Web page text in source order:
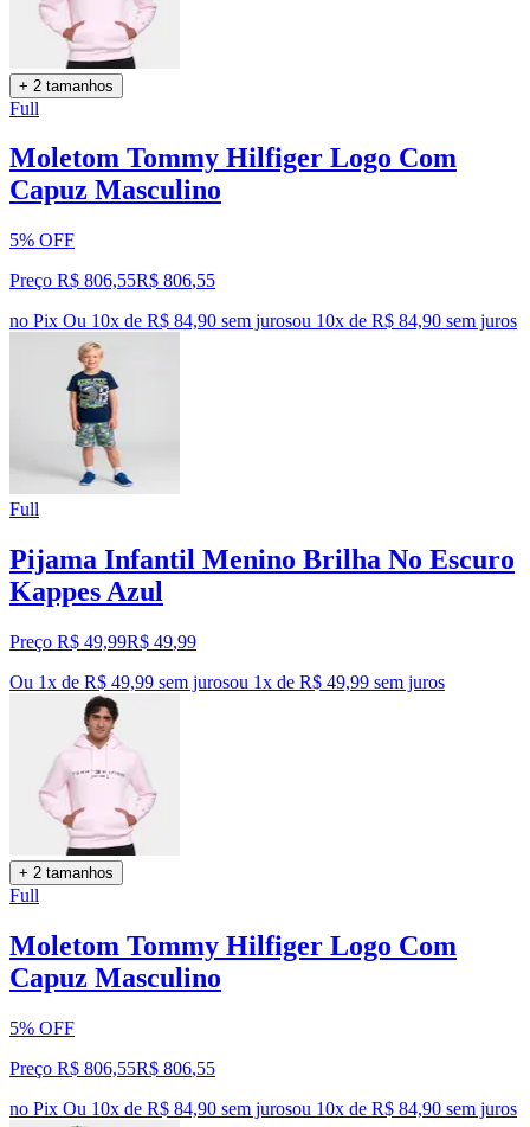
+ 2 tamanhos
Full
Moletom Tommy Hilfiger Logo Com
Capuz Masculino
5% OFF
Preço R$ 806,55R$ 806,55
no Pix Ou 10x de R$ 84,90 sem jurosou 10x de R$ 84,90 sem juros
Full
Pijama Infantil Menino Brilha No Escuro
Kappes Azul
Preço R$ 49,99R$ 49,99
Ou 1x de R$ 49,99 sem jurosou 1x de R$ 49,99 sem juros
+ 2 tamanhos
Full
Moletom Tommy Hilfiger Logo Com
Capuz Masculino
5% OFF
Preço R$ 806,55R$ 806,55
no Pix Ou 10x de R$ 84,90 sem jurosou 10x de R$ 84,90 sem juros